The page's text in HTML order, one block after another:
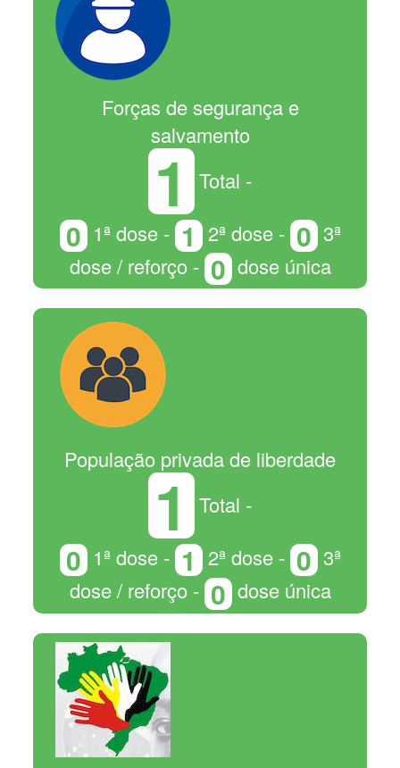
Forças de segurança e
salvamento
1 Total -
0 1ª dose - 1 2ª dose - 0 3ª
dose / reforço - 0 dose única
População privada de liberdade
1 Total -
0 1ª dose - 1 2ª dose - 0 3ª
dose / reforço - 0 dose única